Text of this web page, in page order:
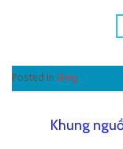
Posted in Blog
Khung